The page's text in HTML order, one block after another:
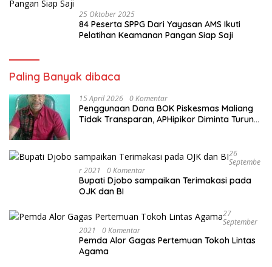
25 Oktober 2025
84 Peserta SPPG Dari Yayasan AMS Ikuti
Pelatihan Keamanan Pangan Siap Saji
Paling Banyak dibaca
15 April 2026 0 Komentar
Penggunaan Dana BOK Piskesmas Maliang
Tidak Transparan, APHipikor Diminta Turun
26
Septembe
R 2021
0 Komentar
Bupati Djobo sampaikan Terimakasi pada
OJK dan BI
27
September
2021
0 Komentar
Pemda Alor Gagas Pertemuan Tokoh Lintas
Agama